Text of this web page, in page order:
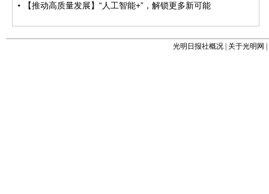
光明日报社概况 关于光明网